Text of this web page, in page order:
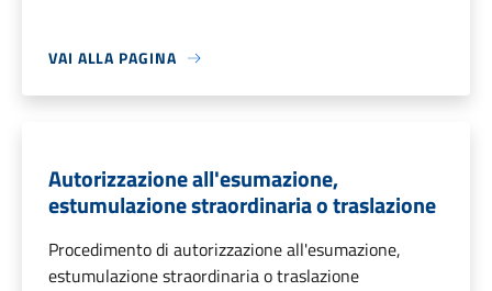
VAI ALLA PAGINA
Autorizzazione all'esumazione,
estumulazione straordinaria o traslazione
Procedimento di autorizzazione all'esumazione,
estumulazione straordinaria o traslazione